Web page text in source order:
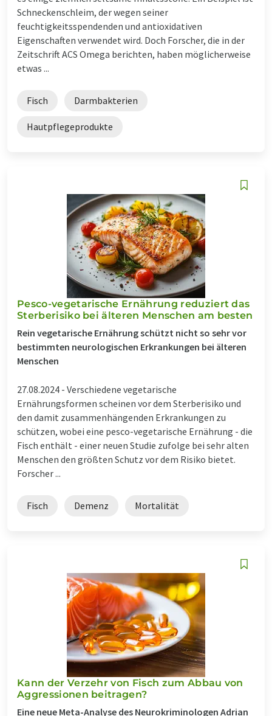
Schneckenschleim, der wegen seiner
feuchtigkeitsspendenden und antioxidativen
Eigenschaften verwendet wird. Doch Forscher, die in der
Zeitschrift ACS Omega berichten, haben möglicherweise
etwas ...
Fisch Darmbakterien
Hautpflegeprodukte
Pesco-vegetarische Ernährung reduziert das
Sterberisiko bei älteren Menschen am besten
Rein vegetarische Ernährung schützt nicht so sehr vor
bestimmten neurologischen Erkrankungen bei älteren
Menschen
27.08.2024 - Verschiedene vegetarische
Ernährungsformen scheinen vor dem Sterberisiko und
den damit zusammenhängenden Erkrankungen zu
schützen, wobei eine pesco-vegetarische Ernährung - die
Fisch enthält - einer neuen Studie zufolge bei sehr alten
Menschen den größten Schutz vor dem Risiko bietet.
Forscher ...
Fisch Demenz Mortalität
Kann der Verzehr von Fisch zum Abbau von
Aggressionen beitragen?
Eine neue Meta-Analyse des Neurokriminologen Adrian